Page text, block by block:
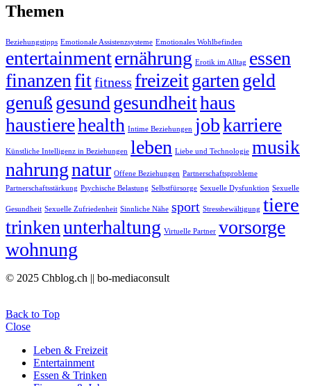
Themen
Beziehungstipps Emotionale Assistenzsysteme Emotionales Wohlbefinden
entertainmenternährung Erotik im Alltag essen
finanzen fitfitness freizeitgarten geld
genußgesund gesundheithaus
haustierehealth Intime Beziehungen jobkarriere
Künstliche Intelligenz in Beziehungen leben Liebe und Technologie musik
nahrungnatur Offene Beziehungen Partnerschaftsprobleme
Partnerschaftsstärkung Psychische Belastung Selbstfürsorge Sexuelle Dysfunktion Sexuelle
Gesundheit Sexuelle Zufriedenheit Sinnliche Nähe sport Stressbewältigung tiere
trinkenunterhaltung Virtuelle Partner vorsorge
wohnung
© 2025 Chblog.ch || bo-mediaconsult
Back to Top
Close
Leben & Freizeit
Entertainment
Essen & Trinken